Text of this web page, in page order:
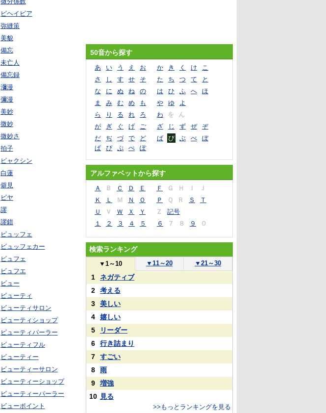
ビヘイビア
弥縫策
美貌
備忘
未亡人
備忘録
瀰漫
彌漫
美妙
微妙
微妙さ
拍子
ビャクシン
白蓮
僻見
ビヤ
謬
謬錯
ビュッフェ
ビュッフェカー
ビュフェ
ビュフエ
ビュー
ビューティ
ビューティサロン
ビューティショップ
ビューティパーラー
ビューティフル
ビューティー
ビューティーサロン
ビューティーショップ
ビューティーパーラー
ビューポイント
50音から探す
あ い う え お か き く け
こ
さ
し す せ そ た ち つ て
と
な
に ぬ ね の は ひ ふ へ
ほ
ま
み む め も や ゆ
よ
ら
り る れ ろ わ を
ん
が
ぎ ぐ げ ご ざ じ ず ぜ
ぞ
だ
ぢ づ で ど ば び ぶ べ
ぼ
ぱ
ぴ ぷ ぺ ぽ
アルファベットから探す
Ａ Ｂ Ｃ Ｄ Ｅ Ｆ Ｇ Ｈ Ｉ
Ｊ
Ｋ
Ｌ Ｍ Ｎ Ｏ Ｐ Ｑ Ｒ Ｓ
Ｔ
Ｕ
Ｖ Ｗ Ｘ Ｙ Ｚ
記号
１
２ ３ ４ ５ ６ ７ ８ ９ ０
検索ランキング
▼ 1～10 ▼ 11～20 ▼ 21～30
1
ネガティブ
2
考える
3
美しい
4
嬉しい
5
リーダー
6
行き詰まり
7
すごい
8
雨
9
増強
10 見る
>>もっとランキングを見る